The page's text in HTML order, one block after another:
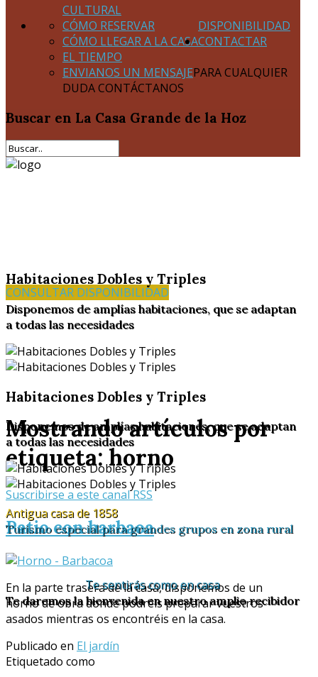
CULTURAL
DISPONIBILIDAD
CÓMO RESERVAR
CÓMO LLEGAR A LA CASA
EL TIEMPO
CONTACTAR
ENVIANOS UN MENSAJEPARA CUALQUIER
DUDA CONTÁCTANOS
Buscar en La Casa Grande de la Hoz
Habitaciones Dobles y Triples
Disponemos de amplías habitaciones, que se adaptan
a todas las necesidades
Habitaciones Dobles y Triples
Disponemos de amplías habitaciones, que se adaptan
a todas las necesidades
Antigua casa de 1858
Turismo especial para grandes grupos en zona rural
Te sentirás como en casa
Te daremos la bienvenida en nuestro amplio recibidor
CONSULTAR DISPONIBILIDAD
Mostrando artículos por
etiqueta: horno
Suscribirse a este canal RSS
Patio con barbaoa
En la parte trasera de la casa, disponemos de un
horno de obra donde podréis preparar vuestros
asados mientras os encontréis en la casa.
Publicado en El jardín
Etiquetado como